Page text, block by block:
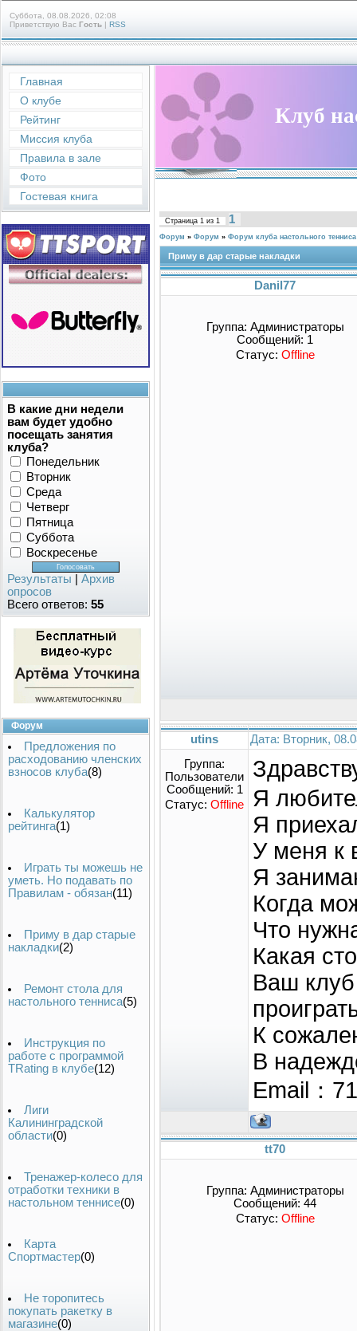
Суббота, 08.08.2026, 02:08
Приветствую Вас Гость | RSS
Главная
О клубе
Рейтинг
Миссия клуба
Правила в зале
Фото
Гостевая книга
В какие дни недели
вам будет удобно
посещать занятия
клуба?
Понедельник
Вторник
Среда
Четверг
Пятница
Суббота
Воскресенье
Результаты
Архив
опросов
Всего ответов: 55
Форум
Предложения по
расходованию членских
взносов клуба(8)
Калькулятор
рейтинга(1)
Играть ты можешь не
уметь. Но подавать по
Правилам - обязан(11)
Приму в дар старые
накладки(2)
Ремонт стола для
настольного тенниса(5)
Инструкция по
работе с программой
TRating в клубе(12)
Лиги
Калининградской
области(0)
Тренажер-колесо для
отработки техники в
настольном теннисе(0)
Карта
Спортмастер(0)
Не торопитесь
покупать ракетку в
магазине(0)
Клуб
Страница 1 из 1 1
Форум » Форум » Форум клуба настольного тенниса
Приму в дар старые накладки
Danil77
Группа: Администраторы
Сообщений: 1
Статус: Offline
utins
Дата: Вторник,
Группа:
Пользователи
Сообщений: 1
Статус: Offline
Я
Я
У меня к
Я
Когда
Что
Какая
Ваш
К
В
Email：
tt70
Группа: Администраторы
Сообщений: 44
Статус: Offline